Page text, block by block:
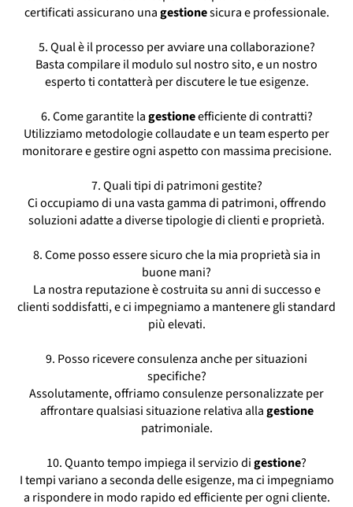
certificati assicurano unagestionesicura e professionale.
5. Qual è il processo per avviare una collaborazione?
Basta compilare il modulo sul nostro sito, e un nostro
esperto ti contatterà per discutere le tue esigenze.
6. Come garantite lagestioneefficiente di contratti?
Utilizziamo metodologie collaudate e un team esperto per
monitorare e gestire ogni aspetto con massima precisione.
7. Quali tipi di patrimoni gestite?
Ci occupiamo di una vasta gamma di patrimoni, offrendo
soluzioni adatte a diverse tipologie di clienti e proprietà.
8. Come posso essere sicuro che la mia proprietà sia in
buone mani?
La nostra reputazione è costruita su anni di successo e
clienti soddisfatti, e ci impegniamo a mantenere gli standard
più elevati.
9. Posso ricevere consulenza anche per situazioni
specifiche?
Assolutamente, offriamo consulenze personalizzate per
affrontare qualsiasi situazione relativa allagestione
patrimoniale.
10. Quanto tempo impiega il servizio digestione?
I tempi variano a seconda delle esigenze, ma ci impegniamo
a rispondere in modo rapido ed efficiente per ogni cliente.